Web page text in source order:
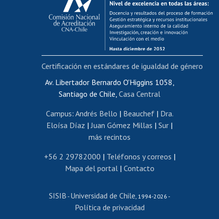
Postulación al AUCAI
Funcionarias/os
Cursos internos de capacitación
Bienestar del personal
Portal de movilidad interna
Certificado de renta
Certificado de renta honorarios
Editar páginas blancas
Extranjeras/os
Revalidación y reconocimiento de títulos
Postulación al Programa de Movilidad Estudiantil
Cursos de español
Av. Libertador Bernardo O'Higgins 1058,
Santiago de Chile, Casa Central
Campus: Andrés Bello | Beauchef| Dra.
Eloísa Díaz |Juan Gómez Millas | Sur |
más recintos
+56 2 29782000 | Teléfonos y correos |
Mapa del portal| Contacto
SISIB - Universidad de Chile, 1994-2026 -
Política de privacidad
Certificación en estándares de igualdad de género